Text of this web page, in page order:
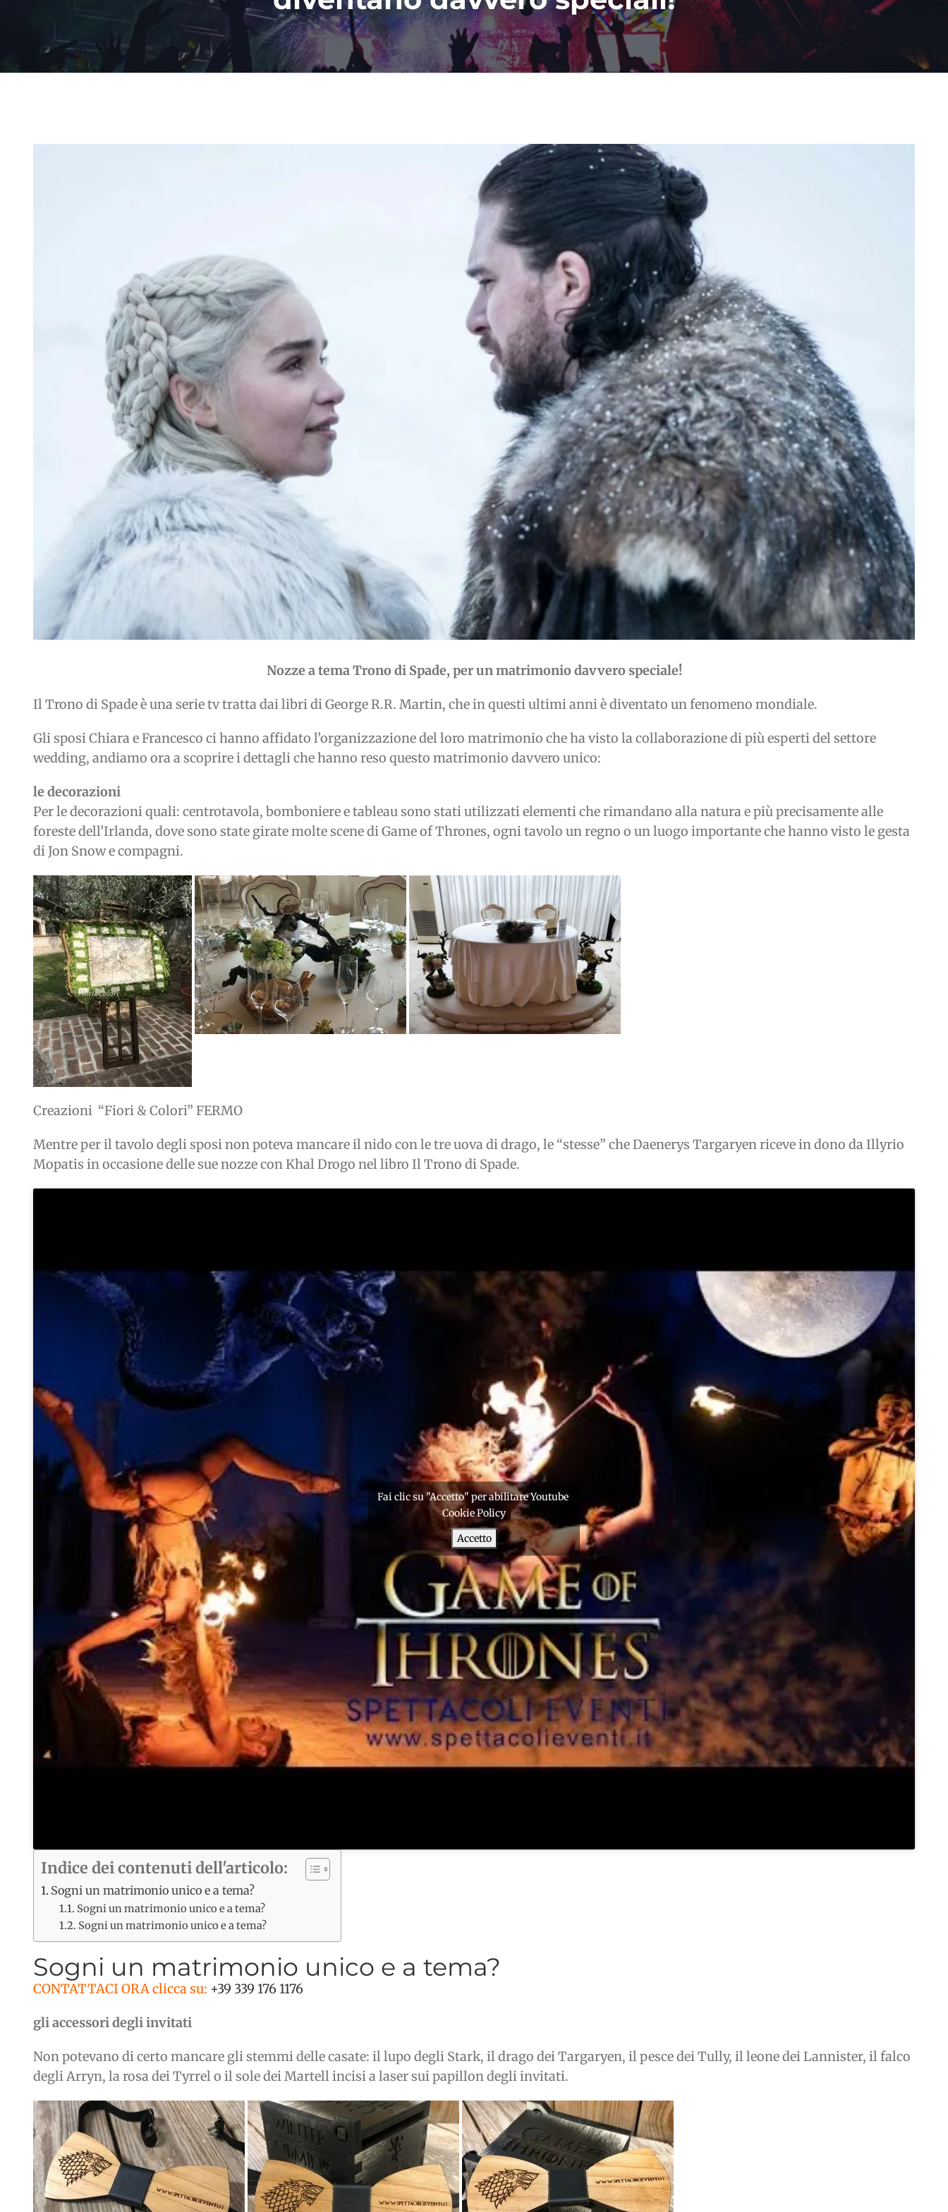
Nozze a tema Trono di Spade, per un matrimonio davvero speciale!
Il Trono di Spade è una serie tv tratta dai libri di George R.R. Martin, che in questi ultimi anni è diventato un fenomeno mondiale.
Gli sposi Chiara e Francesco ci hanno affidato l’organizzazione del loro matrimonio che ha visto la collaborazione di più esperti del settore
wedding, andiamo ora a scoprire i dettagli che hanno reso questo matrimonio davvero unico:
le decorazioni
Per le decorazioni quali: centrotavola, bomboniere e tableau sono stati utilizzati elementi che rimandano alla natura e più precisamente alle
foreste dell’Irlanda, dove sono state girate molte scene di Game of Thrones, ogni tavolo un regno o un luogo importante che hanno visto le gesta
di Jon Snow e compagni.
Creazioni “Fiori & Colori” FERMO
Mentre per il tavolo degli sposi non poteva mancare il nido con le tre uova di drago, le “stesse” che Daenerys Targaryen riceve in dono da Illyrio
Mopatis in occasione delle sue nozze con Khal Drogo nel libro Il Trono di Spade.
Fai clic su "Accetto" per abilitare Youtube
Cookie Policy
Accetto
Indice dei contenuti dell'articolo:
Sogni un matrimonio unico e a tema?
Sogni un matrimonio unico e a tema?
Sogni un matrimonio unico e a tema?
Sogni un matrimonio unico e a tema?
CONTATTACI ORA clicca su: +39 339 176 1176
gli accessori degli invitati
Non potevano di certo mancare gli stemmi delle casate: il lupo degli Stark, il drago dei Targaryen, il pesce dei Tully, il leone dei Lannister, il falco
degli Arryn, la rosa dei Tyrrel o il sole dei Martell incisi a laser sui papillon degli invitati.